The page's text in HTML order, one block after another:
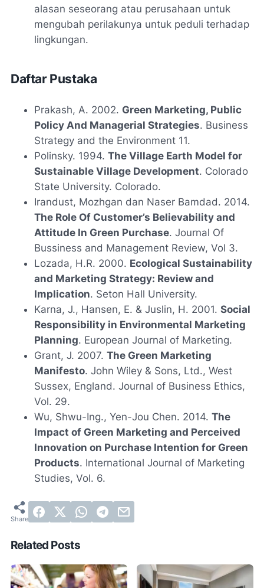
alasan seseorang atau perusahaan untuk
mengubah perilakunya untuk peduli terhadap
lingkungan.
Daftar Pustaka
Prakash, A. 2002. Green Marketing, Public
Policy And Managerial Strategies. Business
Strategy and the Environment 11.
Polinsky. 1994. The Village Earth Model for
Sustainable Village Development. Colorado
State University. Colorado.
Irandust, Mozhgan dan Naser Bamdad. 2014.
The Role Of Customer’s Believability and
Attitude In Green Purchase. Journal Of
Bussiness and Management Review, Vol 3.
Lozada, H.R. 2000. Ecological Sustainability
and Marketing Strategy: Review and
Implication. Seton Hall University.
Karna, J., Hansen, E. & Juslin, H. 2001. Social
Responsibility in Environmental Marketing
Planning. European Journal of Marketing.
Grant, J. 2007. The Green Marketing
Manifesto. John Wiley & Sons, Ltd., West
Sussex, England. Journal of Business Ethics,
Vol. 29.
Wu, Shwu-Ing., Yen-Jou Chen. 2014. The
Impact of Green Marketing and Perceived
Innovation on Purchase Intention for Green
Products. International Journal of Marketing
Studies, Vol. 6.
Related Posts